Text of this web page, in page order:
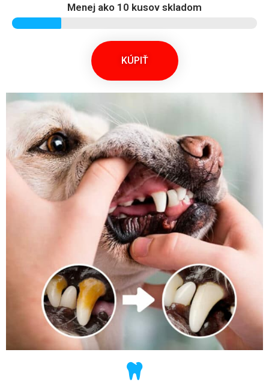
Menej ako 10 kusov skladom
KÚPIŤ